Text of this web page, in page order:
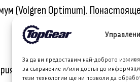
За да ви предоставим най-доброто
за съхранение и/или достъп до
тези технологии ще ни позволи да
(Volgren Optimum).
в Волво Бусес Азиатско-